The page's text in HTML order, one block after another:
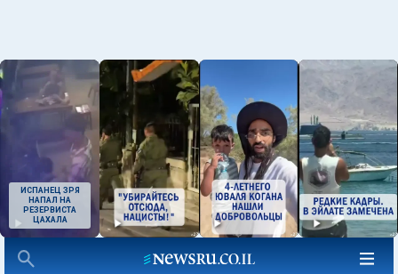
ИСПАНЕЦ ЗРЯ
НАПАЛ НА
РЕЗЕРВИСТА
ЦАХАЛА